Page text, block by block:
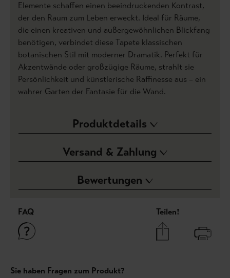
Elemente schaffen einen beeindruckenden Kontrast,
der den Raum zum Leben erweckt. Ideal für Räume,
die einen kreativen und außergewöhnlichen Blickfang
benötigen, verbindet diese Tapete klassischen
botanischen Stil mit moderner Dramatik. Perfekt für
Akzentwände oder großzügige Räume, strahlt sie
Persönlichkeit und künstlerische Raffinesse aus – ein
wahrer Garten der Fantasie für die Wand.
Produktdetails
Versand & Zahlung
Bewertungen
FAQ Teilen!
Sie haben Fragen zum Produkt?